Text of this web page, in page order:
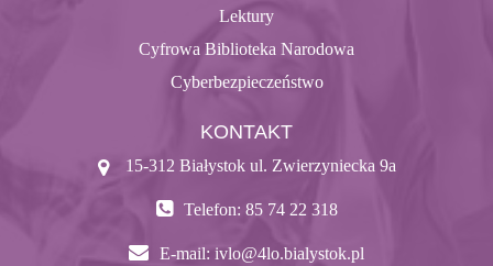
Lektury
Cyfrowa Biblioteka Narodowa
Cyberbezpieczeństwo
KONTAKT
15-312 Białystok ul. Zwierzyniecka 9a
Telefon: 85 74 22 318
E-mail: ivlo@4lo.bialystok.pl